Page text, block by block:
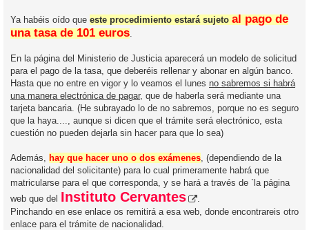
Ya habéis oído que este procedimiento estará sujeto al pago de
una tasa de 101 euros.
En la página del Ministerio de Justicia aparecerá un modelo de solicitud
para el pago de la tasa, que deberéis rellenar y abonar en algún banco.
Hasta que no entre en vigor y lo veamos el lunes no sabremos si habrá
una manera electrónica de pagar, que de haberla será mediante una
tarjeta bancaria. (He subrayado lo de no sabremos, porque no es seguro
que la haya...., aunque si dicen que el trámite será electrónico, esta
cuestión no pueden dejarla sin hacer para que lo sea)
Además, hay que hacer uno o dos exámenes, (dependiendo de la
nacionalidad del solicitante) para lo cual primeramente habrá que
matricularse para el que corresponda, y se hará a través de `la página
web que del Instituto Cervantes
.
Pinchando en ese enlace os remitirá a esa web, donde encontrareis otro
enlace para el trámite de nacionalidad.